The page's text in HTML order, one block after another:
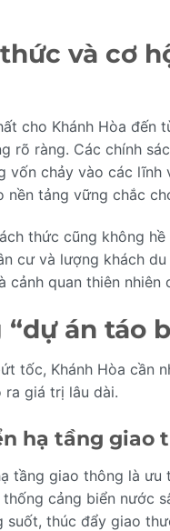
và cơ
cho Khánh Hòa đến
rõ ràng. Các chính
vốn chảy vào các
nền tảng vững chắc
thức cũng không
cư và lượng khách
cảnh quan thiên
“dự án táo
tốc, Khánh Hòa cần
ra giá trị lâu dài.
hạ tầng giao
tầng giao thông là ưu
cảng biển nước
suốt, thúc đẩy giao